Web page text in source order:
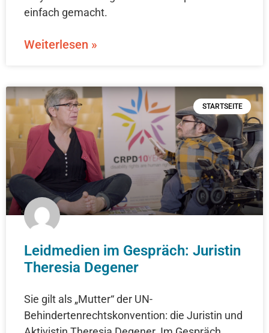
einfach gemacht.
Weiterlesen »
STARTSEITE
Leidmedien im Gespräch: Juristin
Theresia Degener
Sie gilt als „Mutter“ der UN-
Behindertenrechtskonvention: die Juristin und